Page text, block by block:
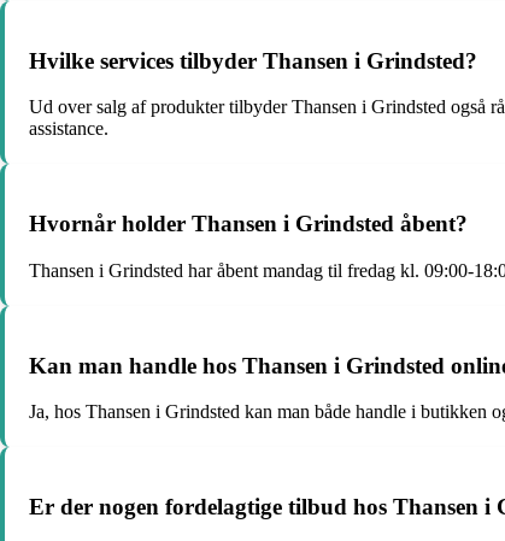
Hvilke services tilbyder Thansen i Grindsted?
Ud over salg af produkter tilbyder Thansen i Grindsted også
assistance.
Hvornår holder Thansen i Grindsted åbent?
Thansen i Grindsted har åbent mandag til fredag kl. 09:00-
Kan man handle hos Thansen i Grindsted
Ja, hos Thansen i Grindsted kan man både handle i butikken
Er der nogen fordelagtige tilbud hos Thansen i